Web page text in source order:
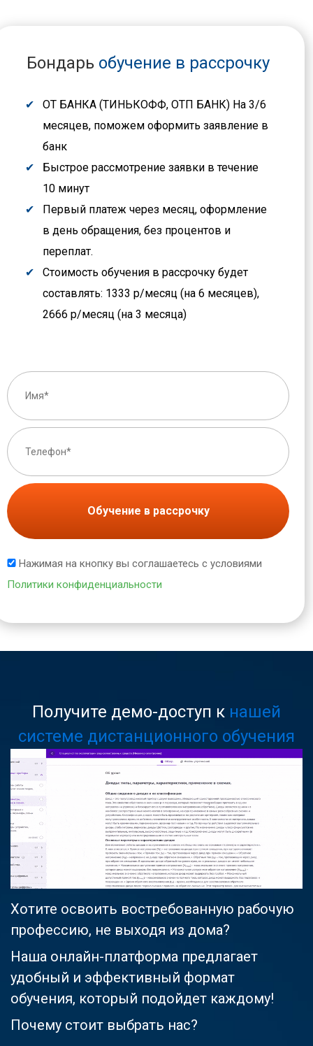
Бондарь обучение в рассрочку
ОТ БАНКА (ТИНЬКОФФ, ОТП БАНК) На 3/6
месяцев, поможем оформить заявление в
банк
Быстрое рассмотрение заявки в течение
10 минут
Первый платеж через месяц, оформление
в день обращения, без процентов и
переплат.
Стоимость обучения в рассрочку будет
составлять: 1333 р/месяц (на 6 месяцев),
2666 р/месяц (на 3 месяца)
Обучение в рассрочку
Нажимая на кнопку вы соглашаетесь с условиями
Политики конфиденциальности
Получите демо-доступ к нашей
системе дистанционного обучения
Хотите освоить востребованную рабочую
профессию, не выходя из дома?
Наша онлайн-платформа предлагает
удобный и эффективный формат
обучения, который подойдет каждому!
Почему стоит выбрать нас?